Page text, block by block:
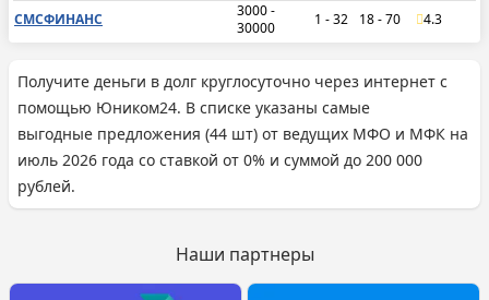
СМСФИНАНС
3000 -
30000
1 - 32 18 - 70 4.3
Получите деньги в долг круглосуточно через интернет с
помощью Юником24. В списке указаны самые
выгодные предложения (44 шт) от ведущих МФО и МФК на
июль 2026 года со ставкой от 0% и суммой до 200 000
рублей.
Наши партнеры